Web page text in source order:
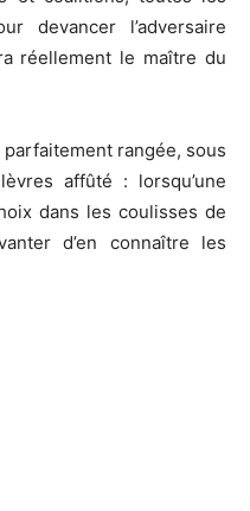
devancer l’adversaire
réellement le maître du
rangée, sous
affûté : lorsqu’une
dans les coulisses de
d’en connaître les